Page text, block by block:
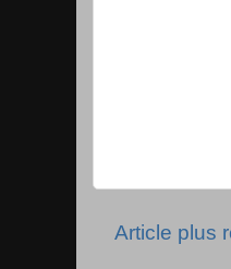
Article plus